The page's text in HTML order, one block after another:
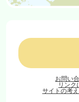
お問い
リンク
サイトの考